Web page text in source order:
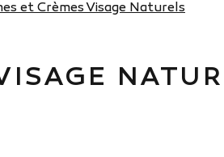
et Crèmes Visage Naturels